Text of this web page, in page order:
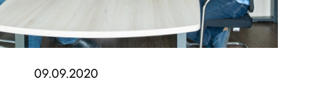
09.09.2020